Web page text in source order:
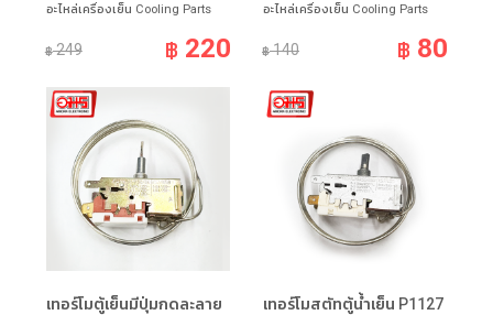
อะไหล่เครื่องเย็น Cooling Parts
฿249 ฿ 220
อะไหล่เครื่องเย็น Cooling Parts
฿140 ฿ 80
เทอร์โมตู้เย็นมีปุ่มกดละลาย
เทอร์โมสตัทตู้น้ำเย็น P1127